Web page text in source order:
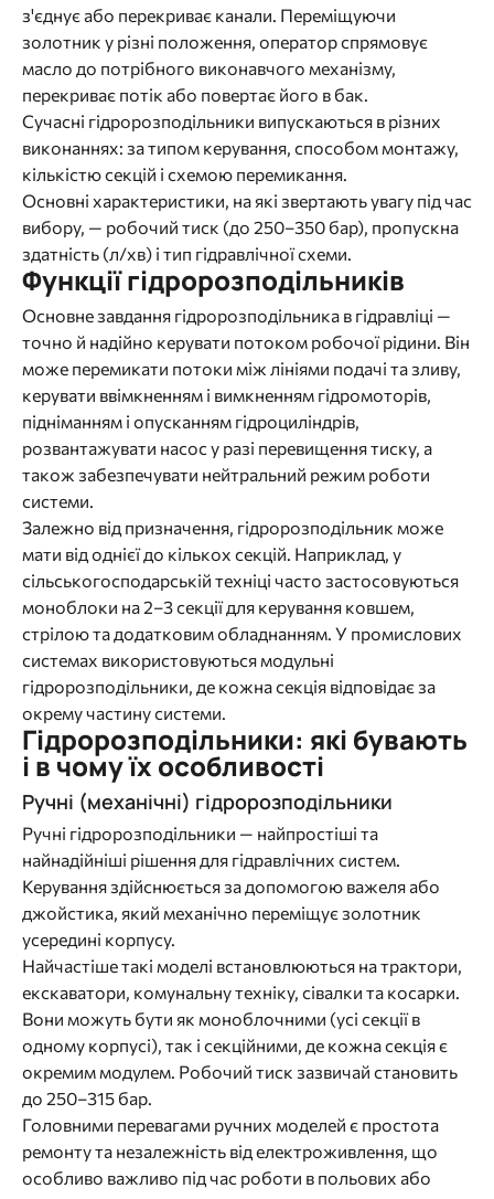
з'єднує або перекриває канали. Переміщуючи
золотник у різні положення, оператор спрямовує
масло до потрібного виконавчого механізму,
перекриває потік або повертає його в бак.
Сучасні гідророзподільники випускаються в різних
виконаннях: за типом керування, способом монтажу,
кількістю секцій і схемою перемикання.
Основні характеристики, на які звертають увагу під час
вибору, — робочий тиск (до 250–350 бар), пропускна
здатність (л/хв) і тип гідравлічної схеми.
Функції гідророзподільників
Основне завдання гідророзподільника в гідравліці —
точно й надійно керувати потоком робочої рідини. Він
може перемикати потоки між лініями подачі та зливу,
керувати ввімкненням і вимкненням гідромоторів,
підніманням і опусканням гідроциліндрів,
розвантажувати насос у разі перевищення тиску, а
також забезпечувати нейтральний режим роботи
системи.
Залежно від призначення, гідророзподільник може
мати від однієї до кількох секцій. Наприклад, у
сільськогосподарській техніці часто застосовуються
моноблоки на 2–3 секції для керування ковшем,
стрілою та додатковим обладнанням. У промислових
системах використовуються модульні
гідророзподільники, де кожна секція відповідає за
окрему частину системи.
Гідророзподільники: які бувають
і в чому їх особливості
Ручні (механічні) гідророзподільники
Ручні гідророзподільники — найпростіші та
найнадійніші рішення для гідравлічних систем.
Керування здійснюється за допомогою важеля або
джойстика, який механічно переміщує золотник
усередині корпусу.
Найчастіше такі моделі встановлюються на трактори,
екскаватори, комунальну техніку, сівалки та косарки.
Вони можуть бути як моноблочними (усі секції в
одному корпусі), так і секційними, де кожна секція є
окремим модулем. Робочий тиск зазвичай становить
до 250–315 бар.
Головними перевагами ручних моделей є простота
ремонту та незалежність від електроживлення, що
особливо важливо під час роботи в польових або